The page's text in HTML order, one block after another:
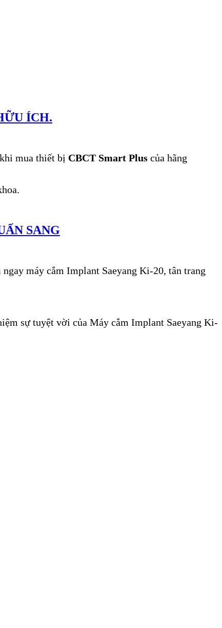
ÍCH.
mua thiết bị CBCT Smart Plus của hãng
SANG
máy cắm Implant Saeyang Ki-20, tân trang
sự tuyệt vời của Máy cắm Implant Saeyang Ki-